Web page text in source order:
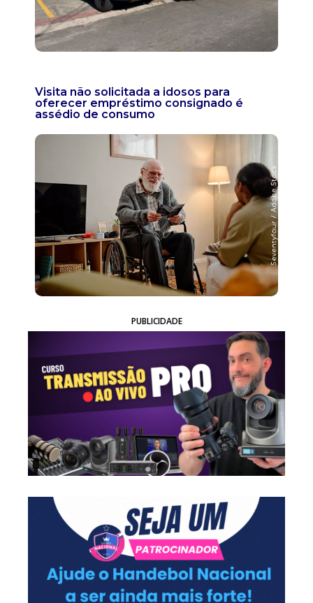
Visita não solicitada a idosos para
oferecer empréstimo consignado é
assédio de consumo
PUBLICIDADE